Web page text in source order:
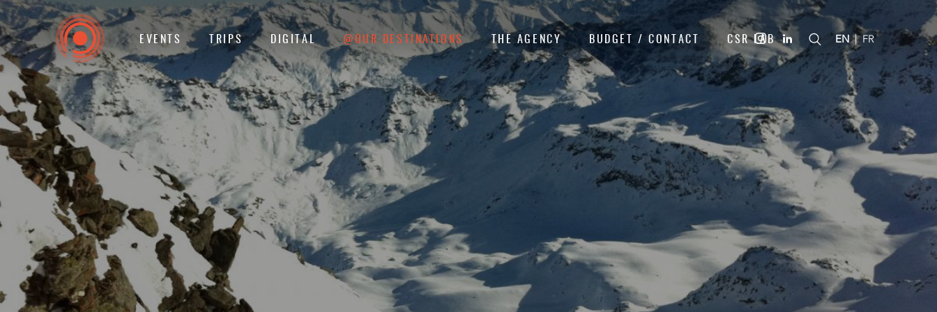
EVENTS TRIPS DIGITAL @OUR DESTINATIONS THE AGENCY BUDGET / CONTACT CSR LAB EN|FR